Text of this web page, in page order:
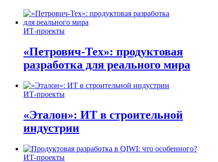
ИТ-проекты
«Петрович-Тех»: продуктовая
разработка для реального мира
ИТ-проекты
«Эталон»: ИТ в строительной
индустрии
ИТ-проекты